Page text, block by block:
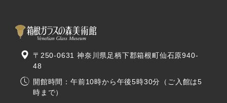
〒250-0631 神奈川県足柄下郡箱根町仙石原940-
48
開館時間：午前10時から午後5時30分（ご入館は5
時まで）